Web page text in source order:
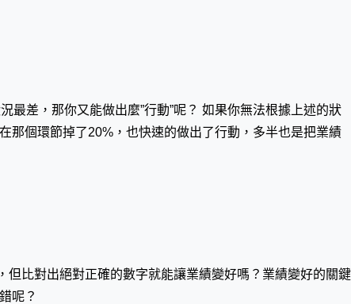
最差，那你又能做出麼”行動”呢？ 如果你無法根據上述的狀
那個環節掉了20%，也快速的做出了行動，多半也是把業績
比對出絕對正確的數字就能讓業績變好嗎？業績變好的關鍵
呢？